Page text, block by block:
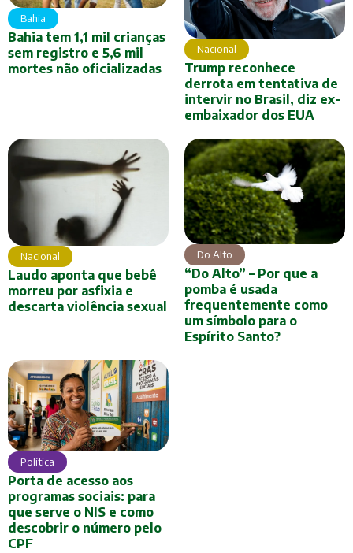
Bahia
Bahia tem 1,1 mil crianças
sem registro e 5,6 mil
mortes não oficializadas
Nacional
Trump reconhece
derrota em tentativa de
intervir no Brasil, diz ex-
embaixador dos EUA
Nacional
Laudo aponta que bebê
morreu por asfixia e
descarta violência sexual
Do Alto
“Do Alto” – Por que a
pomba é usada
frequentemente como
um símbolo para o
Espírito Santo?
Política
Porta de acesso aos
programas sociais: para
que serve o NIS e como
descobrir o número pelo
CPF